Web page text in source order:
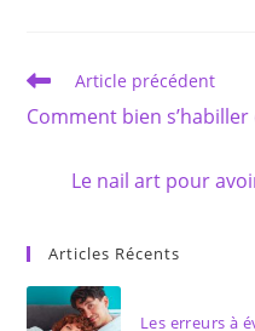
Read
articles
Article précédent
Comment bien
Le nail art pour
Articles Récents
Les erreurs à